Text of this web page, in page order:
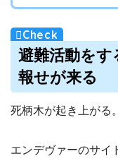
避難活動をす
報せが来る
死柄木が起き上がる。
エンデヴァーのサイ